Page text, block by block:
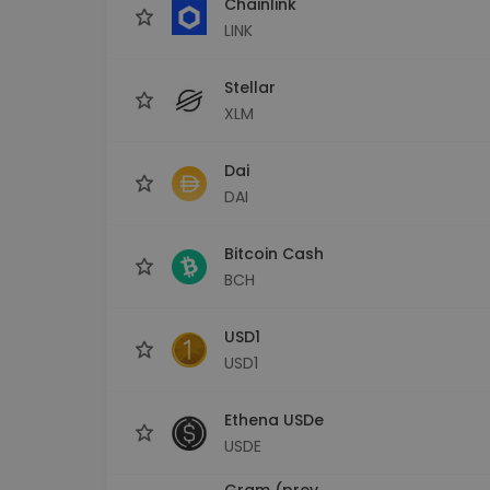
LINK
Stellar
XLM
Dai
DAI
Bitcoin Cash
BCH
USD1
USD1
Ethena USDe
USDE